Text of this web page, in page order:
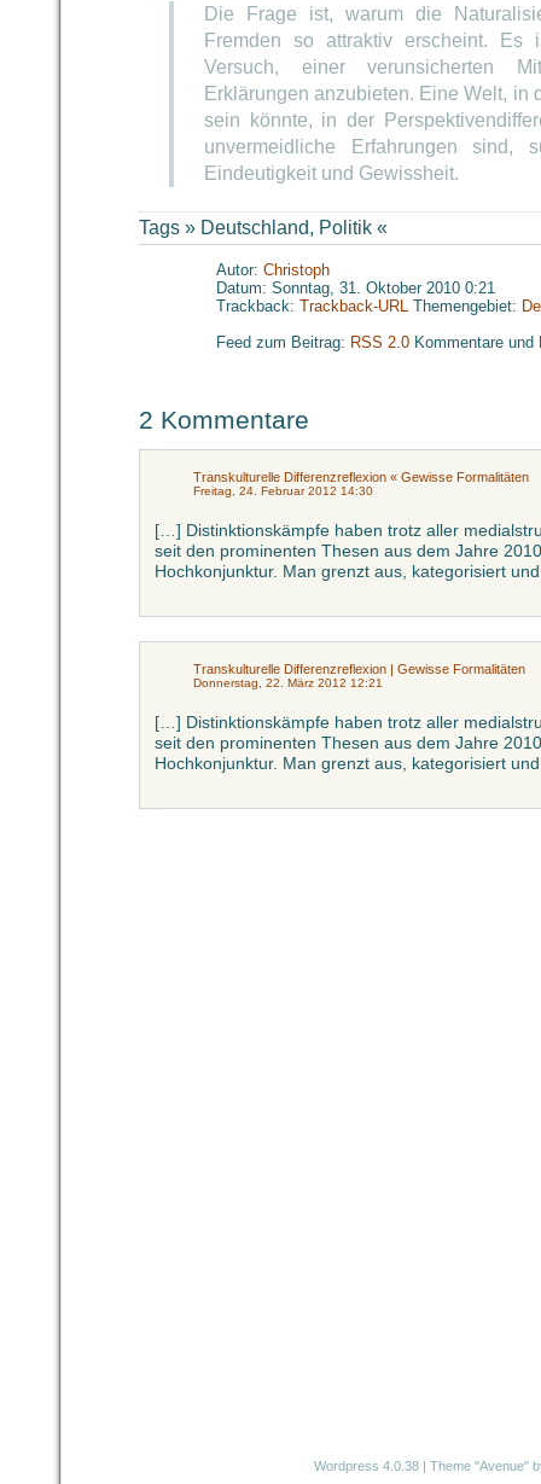
Die Frage ist, warum die
Fremden so attraktiv erscheint. Es
Versuch, einer verunsicherten
Erklärungen anzubieten. Eine Welt, in
sein könnte, in der
unvermeidliche Erfahrungen sind,
Eindeutigkeit und Gewissheit.
Tags » Deutschland, Politik «
Autor: Christoph
Datum: Sonntag, 31. Oktober 2010 0:21
Trackback: Trackback-URL Themengebiet:
Feed zum Beitrag: RSS 2.0 Kommentare
2 Kommentare
Transkulturelle Differenzreflexion « Gewisse Formalitäten
Freitag, 24. Februar 2012 14:30
[…] Distinktionskämpfe haben trotz aller
seit den prominenten Thesen aus dem Jahre
Hochkonjunktur. Man grenzt aus, kategorisiert
Transkulturelle Differenzreflexion | Gewisse Formalitäten
Donnerstag, 22. März 2012 12:21
[…] Distinktionskämpfe haben trotz aller
seit den prominenten Thesen aus dem Jahre
Hochkonjunktur. Man grenzt aus, kategorisiert
Wordpress 4.0.38 | Theme "Avenue"